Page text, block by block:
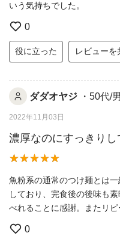
いう気持ちでした。
0
役に立った レビューを
ダダオヤジ ・50代/
2022年11月03日
濃厚なのにすっきりし
魚粉系の通常のつけ麺とは
しており、完食後の後味も
べれることに感謝。またリピ
0